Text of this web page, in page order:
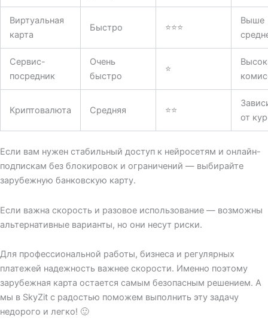
Виртуальная
карта
Быстро ⭐⭐⭐
Выше
Сервис-
посредник
Очень
быстро
⭐
Криптовалюта Средняя ⭐⭐
от
Если вам нужен стабильный доступ к нейросетям и онлайн-
подпискам без блокировок и ограничений — выбирайте
зарубежную банковскую карту.
Если важна скорость и разовое использование — возможны
альтернативные варианты, но они несут риски.
Для профессиональной работы, бизнеса и регулярных
платежей надежность важнее скорости. Именно поэтому
зарубежная карта остается самым безопасным решением. А
мы в SkyZit с радостью поможем выполнить эту задачу
недорого и легко! 🙂